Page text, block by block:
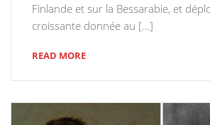
Finlande et sur la Bessarabie, et
croissante donnée au […]
READ MORE